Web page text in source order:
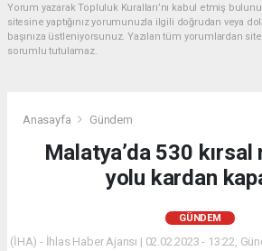
Yorum yazarak Topluluk Kuralları’nı kabul etmiş
sitesine yaptığınız yorumunuzla ilgili doğrudan veya
başınıza üstleniyorsunuz. Yazılan tüm yorumlardan
sorumlu tutulamaz.
Anasayfa Gündem
Malatya’da 530 kırsal
yolu kardan
GÜNDEM
(İHA) - İhlas Haber Ajansı | 02.02.2023 - 13:22,